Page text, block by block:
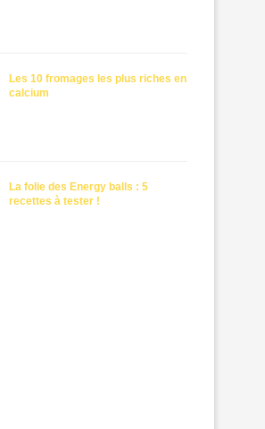
Les 10 fromages les plus riches en
calcium
La folie des Energy balls : 5
recettes à tester !